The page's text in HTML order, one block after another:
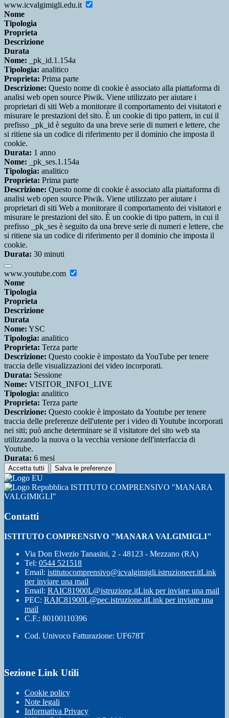
www.icvalgimigli.edu.it
Nome
Tipologia
Proprieta
Descrizione
Durata
Nome: _pk_id.1.154a
Tipologia: analitico
Proprieta: Prima parte
Descrizione: Questo nome di cookie è associato alla piattaforma di
analisi web open source Piwik. Viene utilizzato per aiutare i
proprietari di siti Web a monitorare il comportamento dei visitatori e
misurare le prestazioni del sito. È un cookie di tipo pattern, in cui il
prefisso _pk_id è seguito da una breve serie di numeri e lettere, che
si ritiene sia un codice di riferimento per il dominio che imposta il
cookie.
Durata: 1 anno
Nome: _pk_ses.1.154a
Tipologia: analitico
Proprieta: Prima parte
Descrizione: Questo nome di cookie è associato alla piattaforma di
analisi web open source Piwik. Viene utilizzato per aiutare i
proprietari di siti Web a monitorare il comportamento dei visitatori e
misurare le prestazioni del sito. È un cookie di tipo pattern, in cui il
prefisso _pk_ses è seguito da una breve serie di numeri e lettere, che
si ritiene sia un codice di riferimento per il dominio che imposta il
cookie.
Durata: 30 minuti
www.youtube.com
Nome
Tipologia
Proprieta
Descrizione
Durata
Nome: YSC
Tipologia: analitico
Proprieta: Terza parte
Descrizione: Questo cookie è impostato da YouTube per tenere
traccia delle visualizzazioni dei video incorporati.
Durata: Sessione
Nome: VISITOR_INFO1_LIVE
Tipologia: analitico
Proprieta: Terza parte
Descrizione: Questo cookie è impostato da Youtube per tenere
traccia delle preferenze dell'utente per i video di Youtube incorporati
nei siti; può anche determinare se il visitatore del sito web sta
utilizzando la nuova o la vecchia versione dell'interfaccia di
Youtube.
Durata: 6 mesi
Accetta tutti Salva le preferenze
ISTITUTO COMPRENSIVO "MANARA
VALGIMIGLI"
Contatti
ISTITUTO COMPRENSIVO "MANARA VALGIMIGLI"
Via Don Elvezio Tanasini, 2 - 48123 - Mezzano (RA)
Tel: 0544 521518
Email: istitutocomprensivo@icvalgimigli.istruzioneer.itLink
per inviare una mail
Email: RAIC81900L@istruzione.itLink per inviare una mail
PEC: RAIC81900L@pec.istruzione.itLink per inviare una
mail
C.F.: 80100110396
Cod. Univoco Fatturazione: UF678T
Sezione Link Utili
Cookie policy
Note legali
Informativa Privacy